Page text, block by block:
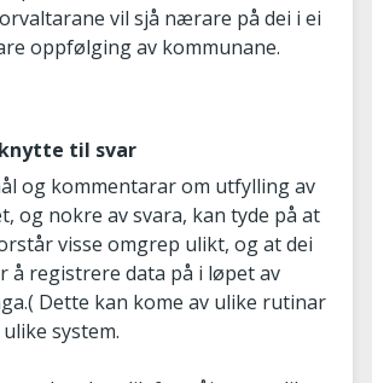
vil sjå nærare på dei i ei
oppfølging av kommunane.
knytte til svar
og kommentarar om utfylling av
og nokre av svara, kan tyde på at
visse omgrep ulikt, og at dei
å registrere data på i løpet av
Dette kan kome av ulike rutinar
system.